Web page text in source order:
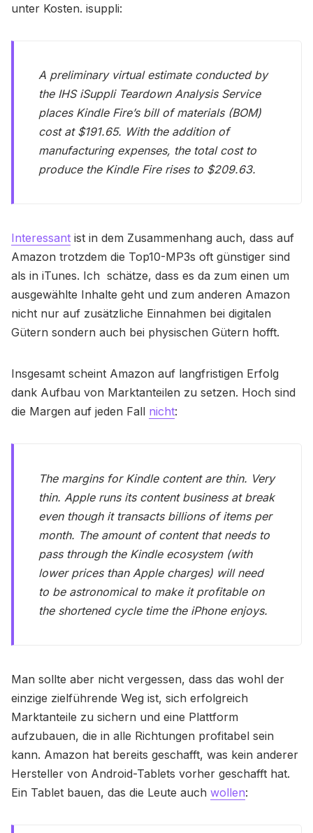
unter Kosten. isuppli:
A preliminary virtual estimate conducted by
the IHS iSuppli Teardown Analysis Service
places Kindle Fire’s bill of materials (BOM)
cost at $191.65. With the addition of
manufacturing expenses, the total cost to
produce the Kindle Fire rises to $209.63.
Interessant ist in dem Zusammenhang auch, dass auf
Amazon trotzdem die Top10-MP3s oft günstiger sind
als in iTunes. Ich schätze, dass es da zum einen um
ausgewählte Inhalte geht und zum anderen Amazon
nicht nur auf zusätzliche Einnahmen bei digitalen
Gütern sondern auch bei physischen Gütern hofft.
Insgesamt scheint Amazon auf langfristigen Erfolg
dank Aufbau von Marktanteilen zu setzen. Hoch sind
die Margen auf jeden Fall nicht:
The margins for Kindle content are thin. Very
thin. Apple runs its content business at break
even though it transacts billions of items per
month. The amount of content that needs to
pass through the Kindle ecosystem (with
lower prices than Apple charges) will need
to be astronomical to make it profitable on
the shortened cycle time the iPhone enjoys.
Man sollte aber nicht vergessen, dass das wohl der
einzige zielführende Weg ist, sich erfolgreich
Marktanteile zu sichern und eine Plattform
aufzubauen, die in alle Richtungen profitabel sein
kann. Amazon hat bereits geschafft, was kein anderer
Hersteller von Android-Tablets vorher geschafft hat.
Ein Tablet bauen, das die Leute auch wollen: